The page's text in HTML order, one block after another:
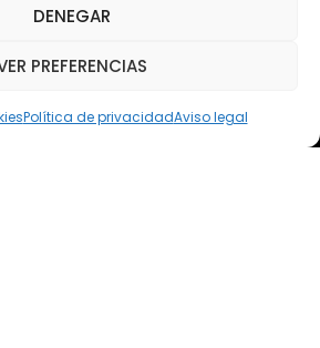
DENEGAR
PREFERENCIAS
Política de privacidadAviso legal
618 370 813